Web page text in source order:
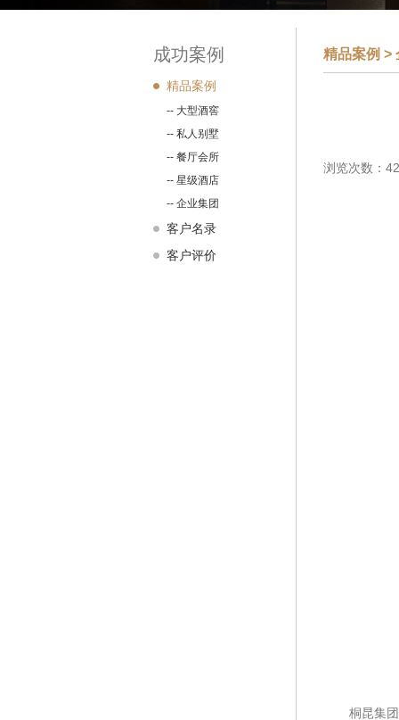
成功案例
精品案例
-- 大型酒窖
-- 私人别墅
-- 餐厅会所
-- 星级酒店
-- 企业集团
客户名录
客户评价
精品案例 >
浏览次数：
桐昆集团股